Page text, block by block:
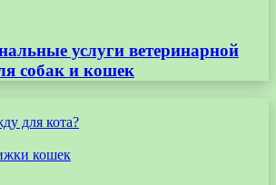
услуги ветеринарной
собак и кошек